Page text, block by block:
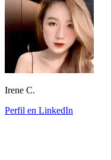
Irene C.
Perfil en LinkedIn